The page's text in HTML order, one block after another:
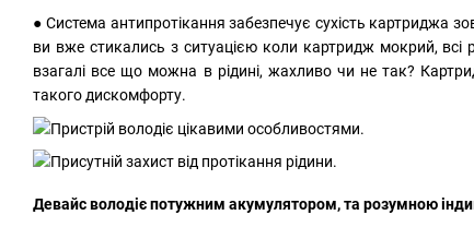
● Система антипротікання забезпечує сухість картриджа
ви вже стикались з ситуацією коли картридж мокрий, всі
взагалі все що можна в рідині, жахливо чи не так?
такого дискомфорту.
Девайс володіє потужним акумулятором, та розумною